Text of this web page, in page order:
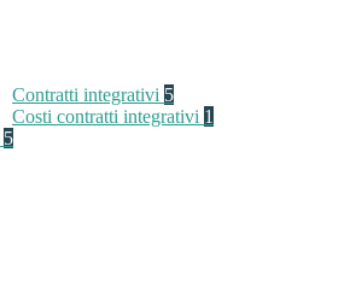
Contratti integrativi 5
Costi contratti integrativi 1
5